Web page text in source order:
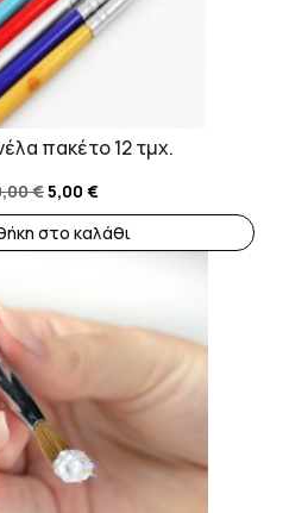
πακέτο 12 τμχ.
€Original
price
was:
5,00 €Η
τρέχουσα
τιμή
5,00 €.
στο καλάθι